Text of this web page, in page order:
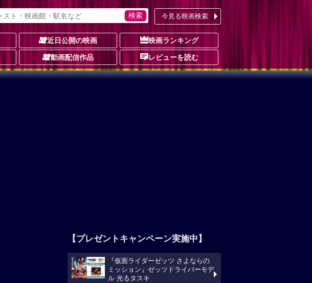
今見る映画検索
近日公開の映画 映画ランキング
動画配信作品 レビューを読む
【プレゼントキャンペーン実施中】
『仮面ライダーゼッツ さよならの
ミッション』ゼッツドライバーモデ
ル 光るタスキ